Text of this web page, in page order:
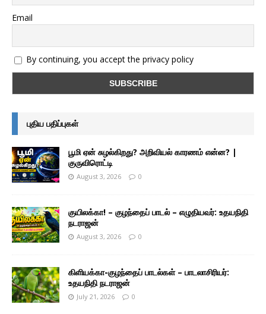
Email
By continuing, you accept the privacy policy
புதிய பதிப்புகள்
பூமி ஏன் சுழல்கிறது? அறிவியல் காரணம் என்ன? |
குருவிரொட்டி
August 3, 2026 0
குயிலக்கா! – குழந்தைப் பாடல் – எழுதியவர்: உதயநிதி
நடராஜன்
August 3, 2026 0
கிளியக்கா-குழந்தைப் பாடல்கள் – பாடலாசிரியர்:
உதயநிதி நடராஜன்
July 21, 2026 0